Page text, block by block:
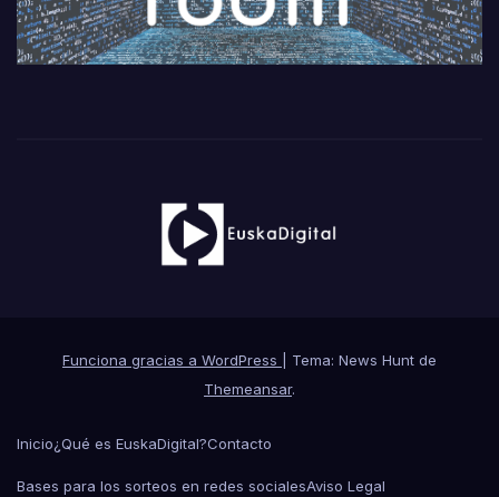
Funciona gracias a WordPress
Tema: News Hunt de
Themeansar.
Inicio¿Qué es EuskaDigital?Contacto
Bases para los sorteos en redes socialesAviso Legal